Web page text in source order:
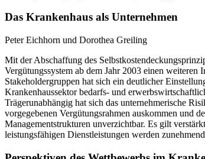
Das Krankenhaus als Unternehmen
Peter Eichhorn und Dorothea Greiling
Mit der Abschaffung des
Vergütungssystem ab dem Jahr 2003 einen
Stakeholdergruppen hat sich ein deutlicher
Krankenhaussektor bedarfs- und
Trägerunabhängig hat sich das unternehmerische
vorgegebenen Vergütungsrahmen auskommen und
Managementstrukturen unverzichtbar. Es gilt
leistungsfähigen Dienstleistungen werden